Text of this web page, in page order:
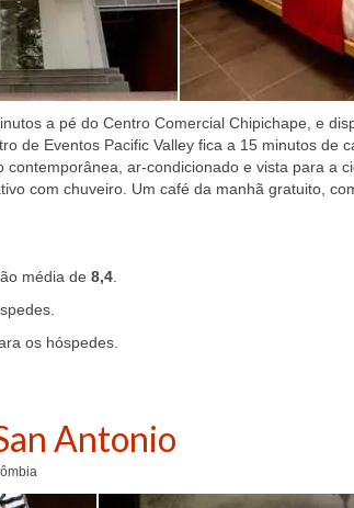
a pé do Centro Comercial Chipichape, e
de Eventos Pacific Valley fica a 15 minutos de
ar-condicionado e vista para a
com chuveiro. Um café da manhã gratuito,
média de 8,4
os hóspedes.
Antonio